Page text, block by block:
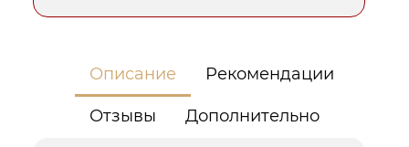
Описание Рекомендации
Отзывы Дополнительно